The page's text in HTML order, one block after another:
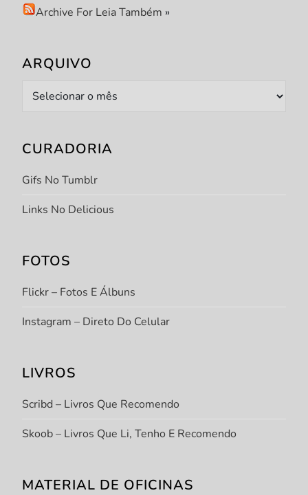
Archive For Leia Também »
ARQUIVO
Arquivo
CURADORIA
Gifs No Tumblr
Links No Delicious
FOTOS
Flickr – Fotos E Álbuns
Instagram – Direto Do Celular
LIVROS
Scribd – Livros Que Recomendo
Skoob – Livros Que Li, Tenho E Recomendo
MATERIAL DE OFICINAS